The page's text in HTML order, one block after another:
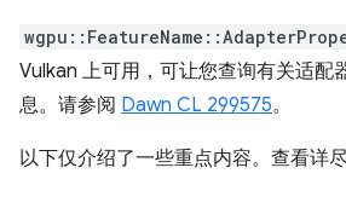
Vulkan 上可用，可让您查询有关适配
息。请参阅 Dawn CL 299575。
以下仅介绍了一些重点内容。查看详